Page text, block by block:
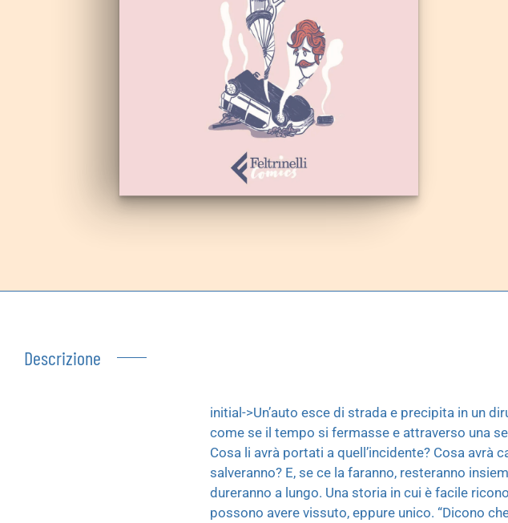
Descrizione
initial->Un’auto esce di strada e precipita in un
come se il tempo si fermasse e attraverso una
Cosa li avrà portati a quell’incidente? Cosa avrà
salveranno? E, se ce la faranno, resteranno
dureranno a lungo. Una storia in cui è facile
possono avere vissuto, eppure unico. “Dicono